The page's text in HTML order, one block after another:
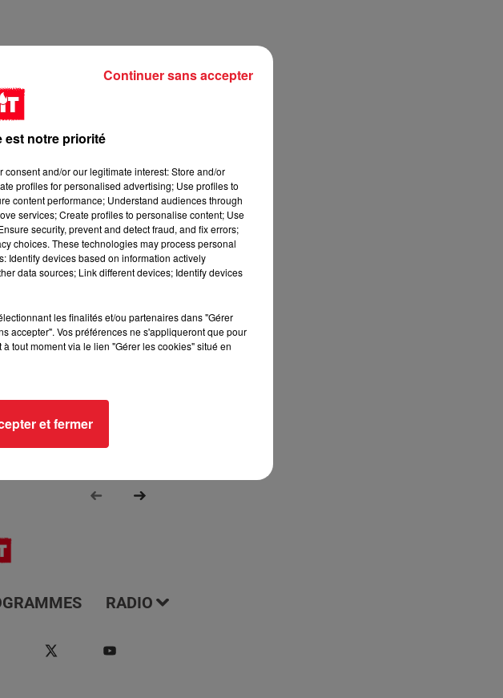
2 min 43 sec
hit. Au programme : le
RADIO
est notre priorité
and/or our legitimate interest: Store and/or
profiles for personalised advertising; Use profiles to
content performance; Understand audiences through
services; Create profiles to personalise content; Use
security, prevent and detect fraud, and fix errors;
choices. These technologies may process personal
Identify devices based on information actively
data sources; Link different devices; Identify devices
les finalités et/ou partenaires dans "Gérer
accepter". Vos préférences ne s'appliqueront que pour
tout moment via le lien "Gérer les cookies" situé en
et fermer
Continuer sans accepter